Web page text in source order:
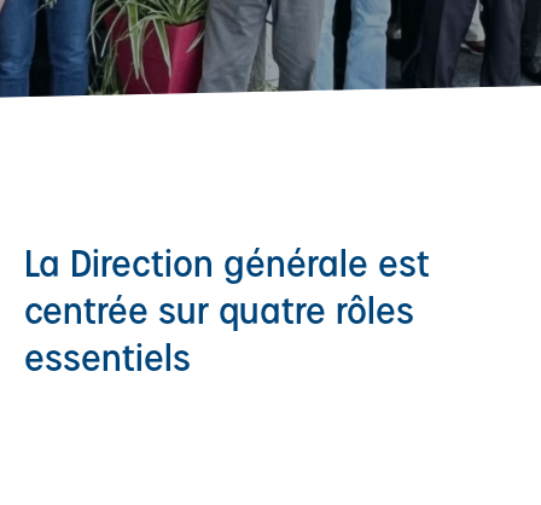
La Direction générale est
centrée sur quatre rôles
essentiels